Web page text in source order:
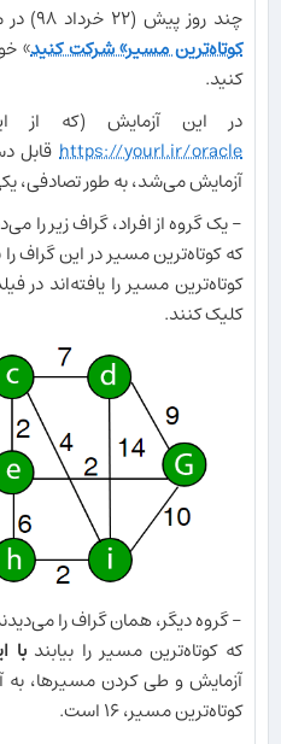
چند روز پیش (۲۲ خرداد ۹۸) در مطلب «
کوتاه‌ترین مسیر» شرکت کنید»
کنید.
در این آزمایش (که از
https://yourl.ir/oracle قابل
آزمایش می‌شد، به طور تصادفی،
- یک گروه از افراد، گراف زیر را
که کوتاه‌ترین مسیر در این گراف
کوتاه‌ترین مسیر را یافته‌اند در
کلیک کنند.
- گروه دیگر، همان گراف را
که کوتاه‌ترین مسیر را بیابندبا
آزمایش و طی کردن مسیرها، به
کوتاه‌ترین مسیر، ۱۶ است.